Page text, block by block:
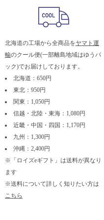
北海道の工場から全商品をヤマト運
輸のクール便(一部離島地域はゆうパ
ック)でお届けしております。
北海道：650円
東北：950円
関東：1,050円
信越・北陸・東海：1,080円
近畿・中国・四国：1,170円
九州：1,300円
沖縄：2,400円
※「ロイズeギフト」は送料が異なり
ます
※送料について詳しく知りたい方は
こちら